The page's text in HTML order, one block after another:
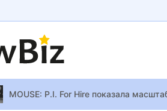
MOUSE: P.I. For Hire показала